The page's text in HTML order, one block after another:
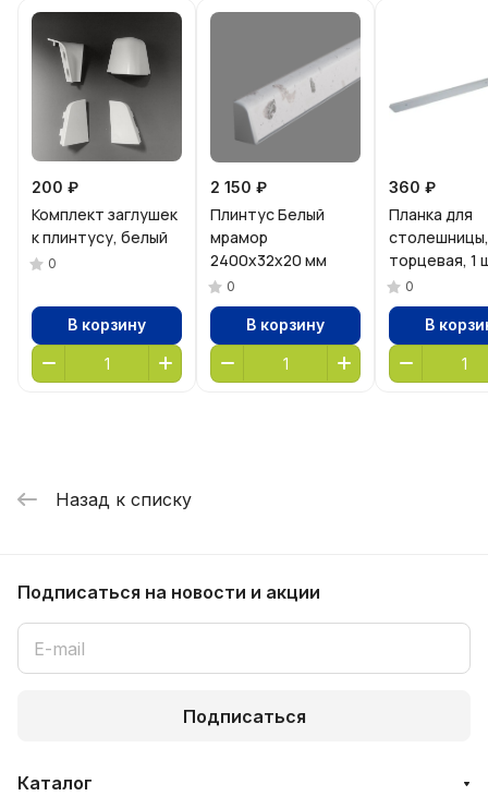
200 ₽
Комплект заглушек
к плинтусу, белый
0
В корзину
2 150 ₽
Плинтус Белый
мрамор
2400х32х20 мм
0
В корзину
360 ₽
Планка для
столешницы,
торцевая, 1
0
В
Назад к списку
Подписаться на новости и акции
Подписаться
Каталог